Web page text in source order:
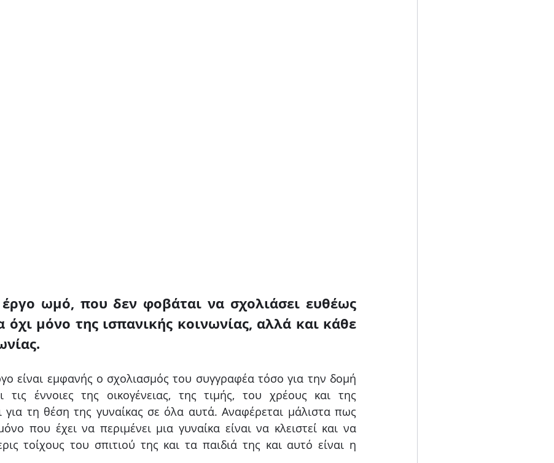
ωμό, που δεν φοβάται να σχολιάσει ευθέως
όχι μόνο της ισπανικής κοινωνίας, αλλά και κάθε
είναι εμφανής ο σχολιασμός του συγγραφέα τόσο για την δομή
τις έννοιες της οικογένειας, της τιμής, του χρέους και της
για τη θέση της γυναίκας σε όλα αυτά. Αναφέρεται μάλιστα πως
που έχει να περιμένει μια γυναίκα είναι να κλειστεί και να
τοίχους του σπιτιού της και τα παιδιά της και αυτό είναι η